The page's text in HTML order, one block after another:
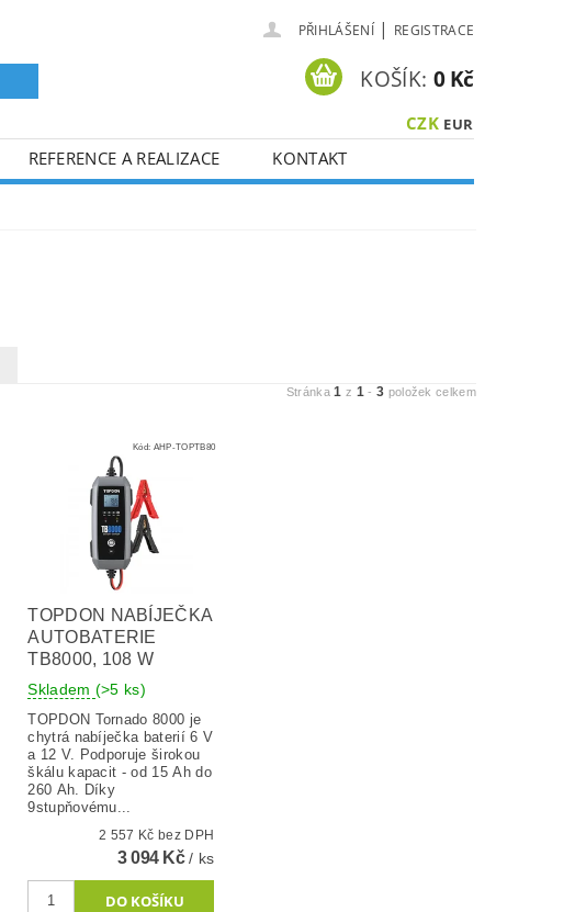
PŘIHLÁŠENÍ | REGISTRACE
CZK EUR
KOŠÍK: 0 Kč
REFERENCE A REALIZACE
KONTAKT
Stránka1 z 1 - 3 položek celkem
Kód: AHP-TOPTB80
TOPDON NABÍJEČKA
AUTOBATERIE
TB8000, 108 W
Skladem (>5 ks)
TOPDON Tornado 8000 je
chytrá nabíječka baterií 6 V
a 12 V. Podporuje širokou
škálu kapacit - od 15 Ah do
260 Ah. Díky
9stupňovému...
2 557 Kč bez DPH
3 094 Kč/ ks